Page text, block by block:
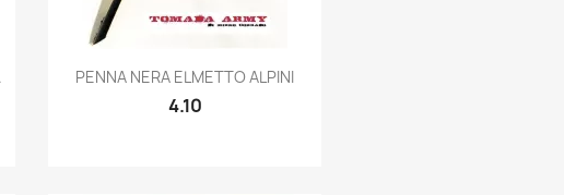
Quick view
PENNA NERA ELMETTO ALPINI
4.10